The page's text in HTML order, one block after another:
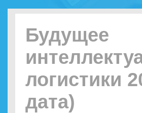
Будущее
логистики
дата)